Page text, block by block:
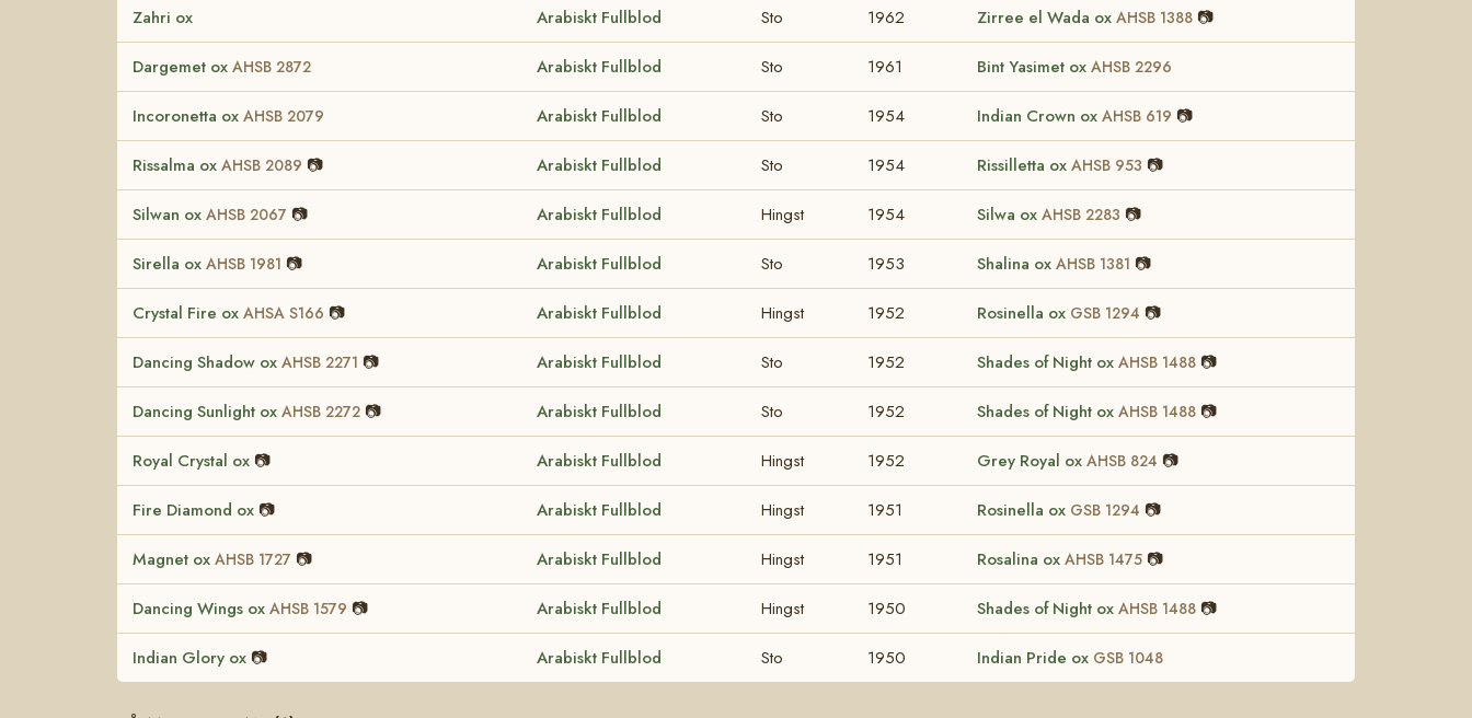
Zahri ox Arabiskt Fullblod Sto 1962 Zirree el Wada ox AHSB 1388 📷
Dargemet ox AHSB 2872 Arabiskt Fullblod Sto 1961 Bint Yasimet ox AHSB 2296
Incoronetta ox AHSB 2079 Arabiskt Fullblod Sto 1954 Indian Crown ox AHSB 619 📷
Rissalma ox AHSB 2089 📷 Arabiskt Fullblod Sto 1954 Rissilletta ox AHSB 953 📷
Silwan ox AHSB 2067 📷 Arabiskt Fullblod Hingst 1954 Silwa ox AHSB 2283 📷
Sirella ox AHSB 1981 📷 Arabiskt Fullblod Sto 1953 Shalina ox AHSB 1381 📷
Crystal Fire ox AHSA S166 📷 Arabiskt Fullblod Hingst 1952 Rosinella ox GSB 1294 📷
Dancing Shadow ox AHSB 2271 📷 Arabiskt Fullblod Sto 1952 Shades of Night ox AHSB 1488 📷
Dancing Sunlight ox AHSB 2272 📷 Arabiskt Fullblod Sto 1952 Shades of Night ox AHSB 1488 📷
Royal Crystal ox 📷 Arabiskt Fullblod Hingst 1952 Grey Royal ox AHSB 824 📷
Fire Diamond ox 📷 Arabiskt Fullblod Hingst 1951 Rosinella ox GSB 1294 📷
Magnet ox AHSB 1727 📷 Arabiskt Fullblod Hingst 1951 Rosalina ox AHSB 1475 📷
Dancing Wings ox AHSB 1579 📷 Arabiskt Fullblod Hingst 1950 Shades of Night ox AHSB 1488 📷
Indian Glory ox 📷 Arabiskt Fullblod Sto 1950 Indian Pride ox GSB 1048